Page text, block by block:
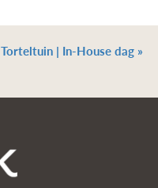
Torteltuin | In-House dag »